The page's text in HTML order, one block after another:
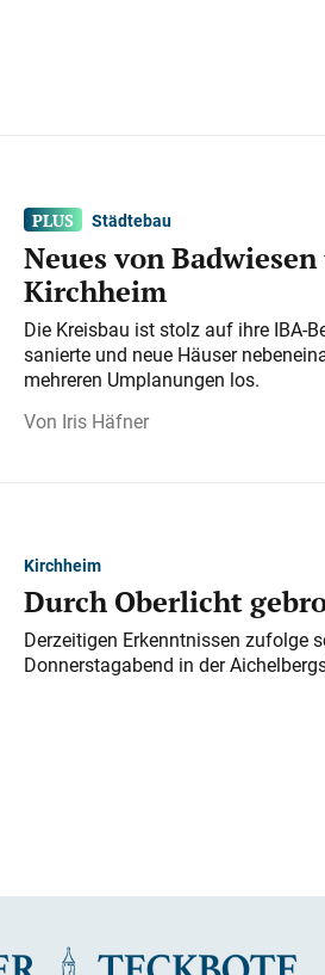
Städtebau
Neues von
Kirchheim
Die Kreisbau ist stolz auf ihre IBA-
sanierte und neue Häuser
mehreren Umplanungen los.
Iris Häfner
Kirchheim
Durch Oberlicht
Derzeitigen Erkenntnissen zufolge
Donnerstagabend in der